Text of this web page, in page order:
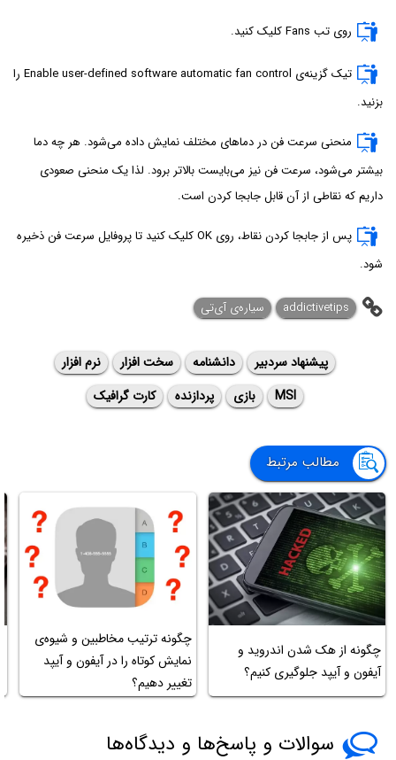
روی تب Fans کلیک کنید.
تیک گزینه‌ی Enable user-defined software automatic fan control را
بزنید.
منحنی سرعت فن در دماهای مختلف نمایش داده می‌شود. هر چه دما
بیشتر می‌شود، سرعت فن نیز می‌بایست بالاتر برود. لذا یک منحنی صعودی
داریم که نقاطی از آن قابل جابجا کردن است.
پس از جابجا کردن نقاط، روی OK کلیک کنید تا پروفایل سرعت فن ذخیره
شود.
addictivetips سیاره‌ی آی‌تی
پیشنهاد سردبیر دانشنامه سخت افزار
نرم افزار
MSI
بازی پردازنده کارت گرافیک
مطالب مرتبط
چگونه از هک شدن اندروید و
آیفون و آیپد جلوگیری کنیم؟
چگونه ترتیب مخاطبین و شیوه‌ی
نمایش کوتاه را در آیفون و آیپد
تغییر دهیم؟
سوالات و پاسخ‌ها و دیدگاه‌ها